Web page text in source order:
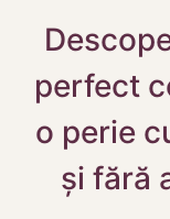
perfect
o perie
și fără